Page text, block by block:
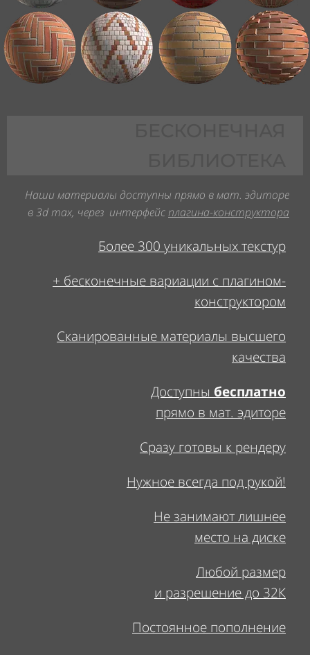
Наши материалы доступны прямо в мат. эдиторе
в 3dmax, через интерфейсплагина-конструктора
Более 300 уникальных текстур
+ бесконечные вариации с плагином-
конструктором
Сканированные материалы высшего
качества
Доступны бесплатно
прямо в мат. эдиторе
Сразу готовы к рендеру
Нужное всегда под рукой!
Не занимают лишнее
место на диске
Любой размер
и разрешение до 32К
Постоянное пополнение